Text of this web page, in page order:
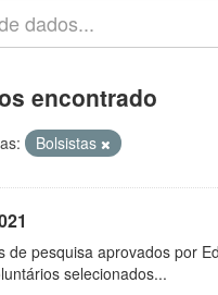
encontrado
Bolsistas
de pesquisa aprovados por
selecionados...